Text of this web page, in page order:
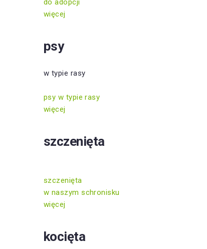
do adopcji
więcej
psy
w typie rasy
psy w typie rasy
więcej
szczenięta
szczenięta
w naszym schronisku
więcej
kocięta